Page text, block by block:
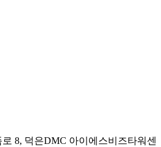
8, 덕은DMC 아이에스비즈타워센